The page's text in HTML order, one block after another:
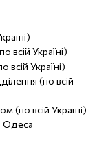
всій Україні)
Україні)
(по всій
(по всій Україні)
Одеса